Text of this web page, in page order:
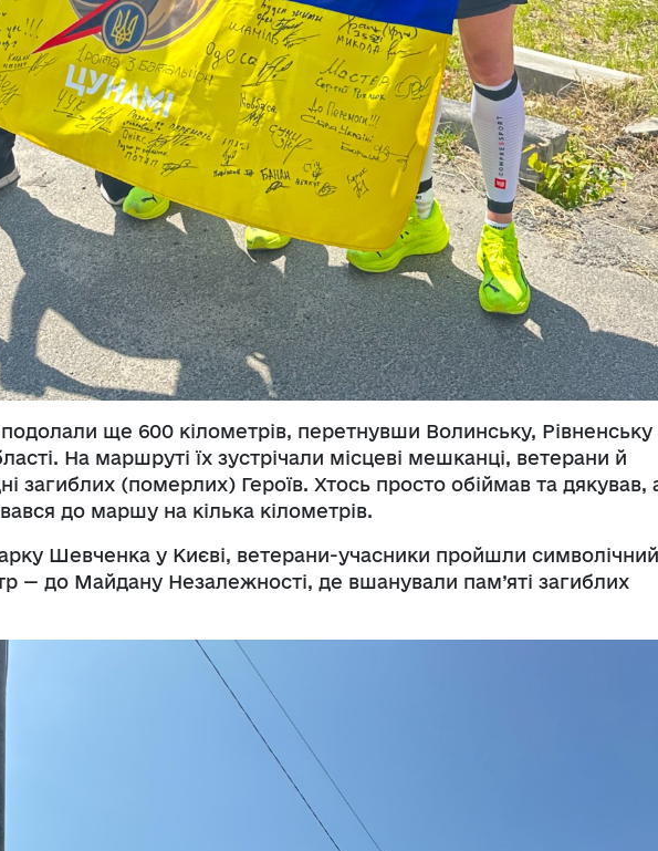
подолали ще 600 кілометрів, перетнувши Волинську, Рівненську
На маршруті їх зустрічали місцеві мешканці, ветерани й
загиблих (померлих) Героїв. Хтось просто обіймав та дякував,
до маршу на кілька кілометрів.
Шевченка у Києві, ветерани-учасники пройшли символічний
— до Майдану Незалежності, де вшанували пам’яті загиблих